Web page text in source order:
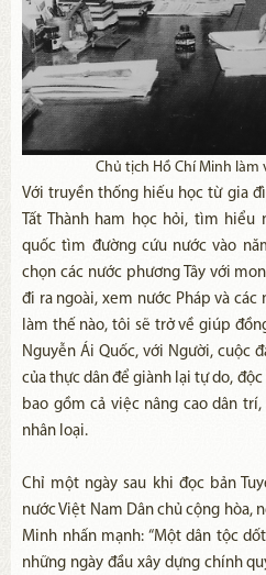
Chủ tịch Hồ Chí Minh làm
Với truyền thống hiếu học từ gia
Tất Thành ham học hỏi, tìm
quốc tìm đường cứu nước vào
chọn các nước phương Tây với
đi ra ngoài, xem nước Pháp và các
làm thế nào, tôi sẽ trở về giúp
Nguyễn Ái Quốc, với Người, cuộc
của thực dân để giành lại tự do,
bao gồm cả việc nâng cao dân
nhân loại.
Chỉ một ngày sau khi đọc bản
nước Việt Nam Dân chủ cộng hòa,
Minh nhấn mạnh: “Một dân tộc
những ngày đầu xây dựng chính